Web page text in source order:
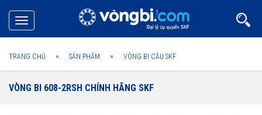
Toggle
navigation
TRANG CHỦ SẢN PHẨM VÒNG BI CẦU SKF
VÒNG BI 608-2RSH CHÍNH HÃNG SKF